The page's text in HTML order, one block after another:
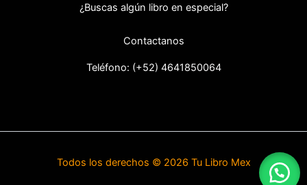
¿Buscas algún libro en especial?
Contactanos
Teléfono: (+52) 4641850064
Todos los derechos © 2026 Tu Libro Mex